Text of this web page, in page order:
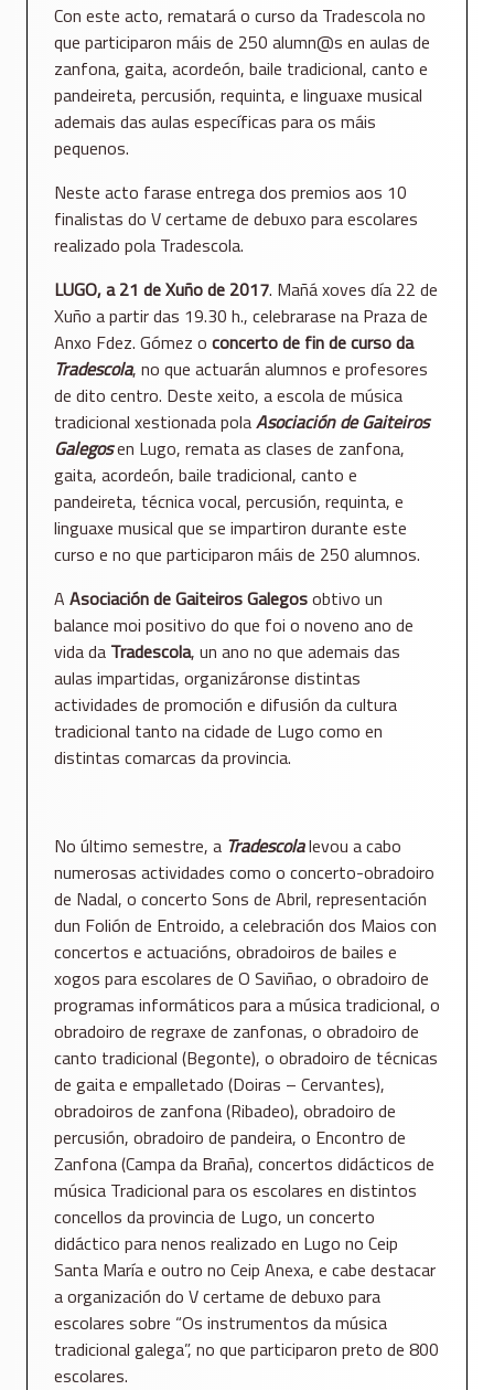
Con este acto, rematará o curso da Tradescola no
que participaron máis de 250 alumn@s en aulas de
zanfona, gaita, acordeón, baile tradicional, canto e
pandeireta, percusión, requinta, e linguaxe musical
ademais das aulas específicas para os máis
pequenos.
Neste acto farase entrega dos premios aos 10
finalistas do V certame de debuxo para escolares
realizado pola Tradescola.
LUGO, a 21 de Xuño de 2017. Mañá xoves día 22 de
Xuño a partir das 19.30 h., celebrarase na Praza de
Anxo Fdez. Gómez o concerto de fin de curso da
Tradescola, no que actuarán alumnos e profesores
de dito centro. Deste xeito, a escola de música
tradicional xestionada polaAsociación de Gaiteiros
Galegosen Lugo, remata as clases de zanfona,
gaita, acordeón, baile tradicional, canto e
pandeireta, técnica vocal, percusión, requinta, e
linguaxe musical que se impartiron durante este
curso e no que participaron máis de 250 alumnos.
A Asociación de Gaiteiros Galegosobtivo un
balance moi positivo do que foi o noveno ano de
vida da Tradescola, un ano no que ademais das
aulas impartidas, organizáronse distintas
actividades de promoción e difusión da cultura
tradicional tanto na cidade de Lugo como en
distintas comarcas da provincia.
No último semestre, a Tradescolalevou a cabo
numerosas actividades como o concerto-obradoiro
de Nadal, o concerto Sons de Abril, representación
dun Folión de Entroido, a celebración dos Maios con
concertos e actuacións, obradoiros de bailes e
xogos para escolares de O Saviñao, o obradoiro de
programas informáticos para a música tradicional, o
obradoiro de regraxe de zanfonas, o obradoiro de
canto tradicional (Begonte), o obradoiro de técnicas
de gaita e empalletado (Doiras – Cervantes),
obradoiros de zanfona (Ribadeo), obradoiro de
percusión, obradoiro de pandeira, o Encontro de
Zanfona (Campa da Braña), concertos didácticos de
música Tradicional para os escolares en distintos
concellos da provincia de Lugo, un concerto
didáctico para nenos realizado en Lugo no Ceip
Santa María e outro no Ceip Anexa, e cabe destacar
a organización do V certame de debuxo para
escolares sobre “Os instrumentos da música
tradicional galega”, no que participaron preto de 800
escolares.